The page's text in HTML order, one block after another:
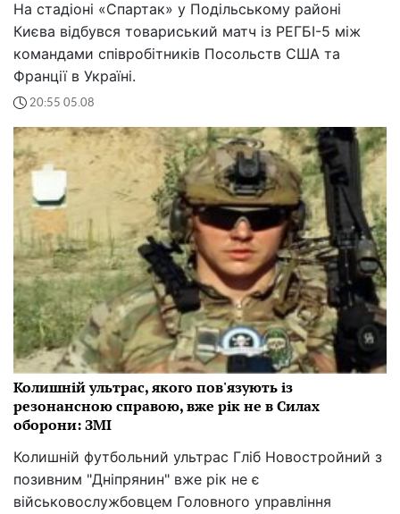
На стадіоні «Спартак» у Подільському районі
Києва відбувся товариський матч із РЕГБІ-5 між
командами співробітників Посольств США та
Франції в Україні.
20:55 05.08
Колишній ультрас, якого пов'язують із
резонансною справою, вже рік не в Силах
оборони: ЗМІ
Колишній футбольний ультрас Гліб Новостройний з
позивним "Дніпрянин" вже рік не є
військовослужбовцем Головного управління